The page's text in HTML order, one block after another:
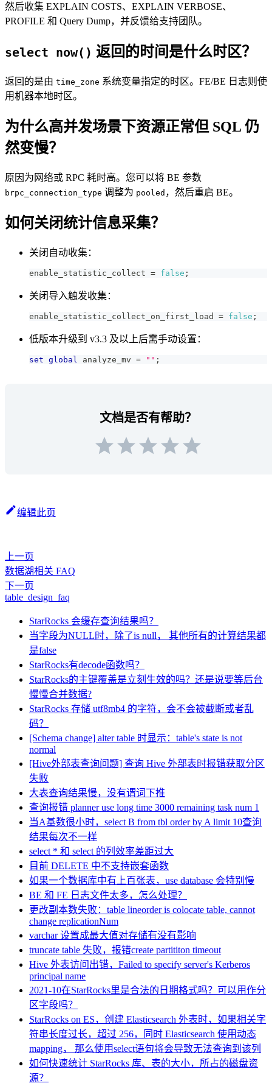
然后收集 EXPLAIN COSTS、EXPLAIN VERBOSE、
PROFILE 和 Query Dump，并反馈给支持团队。
select now() 返回的时间是什么时区？
返回的是由 time_zone 系统变量指定的时区。FE/BE 日志则使
用机器本地时区。
为什么高并发场景下资源正常但 SQL 仍
然变慢？
原因为网络或 RPC 耗时高。您可以将 BE 参数
brpc_connection_type 调整为 pooled ，然后重启 BE。
如何关闭统计信息采集？
关闭自动收集：
enable_statistic_collect = false ;
关闭导入触发收集：
enable_statistic_collect_on_first_load = false ;
低版本升级到 v3.3 及以上后需手动设置：
set global analyze_mv = "" ;
文档是否有帮助？
编辑此页
上一页
数据湖相关 FAQ
下一页
table_design_faq
StarRocks 会缓存查询结果吗？
当字段为NULL时，除了is null， 其他所有的计算结果都
是false
StarRocks有decode函数吗？
StarRocks的主键覆盖是立刻生效的吗？还是说要等后台
慢慢合并数据?
StarRocks 存储 utf8mb4 的字符，会不会被截断或者乱
码？
[Schema change] alter table 时显示：table's state is not
normal
[Hive外部表查询问题] 查询 Hive 外部表时报错获取分区
失败
大表查询结果慢，没有谓词下推
查询报错 planner use long time 3000 remaining task num 1
当A基数很小时，select B from tbl order by A limit 10查询
结果每次不一样
select * 和 select 的列效率差距过大
目前 DELETE 中不支持嵌套函数
如果一个数据库中有上百张表，use database 会特别慢
BE 和 FE 日志文件太多，怎么处理？
更改副本数失败：table lineorder is colocate table, cannot
change replicationNum
varchar 设置成最大值对存储有没有影响
truncate table 失败，报错create partititon timeout
Hive 外表访问出错，Failed to specify server's Kerberos
principal name
2021-10在StarRocks里是合法的日期格式吗？可以用作分
区字段吗？
StarRocks on ES，创建 Elasticsearch 外表时，如果相关字
符串长度过长，超过 256，同时 Elasticsearch 使用动态
mapping， 那么使用select语句将会导致无法查询到该列
如何快速统计 StarRocks 库、表的大小，所占的磁盘资
源？